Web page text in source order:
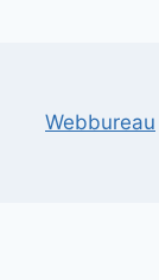
Webbureau